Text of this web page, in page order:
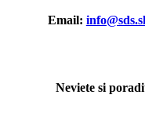
Email:
Neviete si